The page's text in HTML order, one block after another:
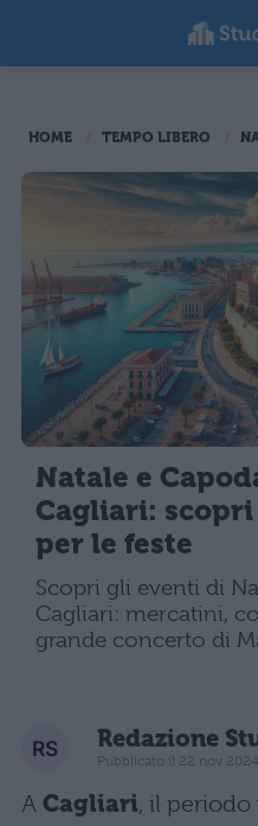
HOME TEMPO LIBERO
Natale e
Cagliari:
per le feste
Scopri gli eventi di
Cagliari: mercatini,
grande concerto di
Redazione
Pubblicato il 22 nov 2024
A Cagliari, il